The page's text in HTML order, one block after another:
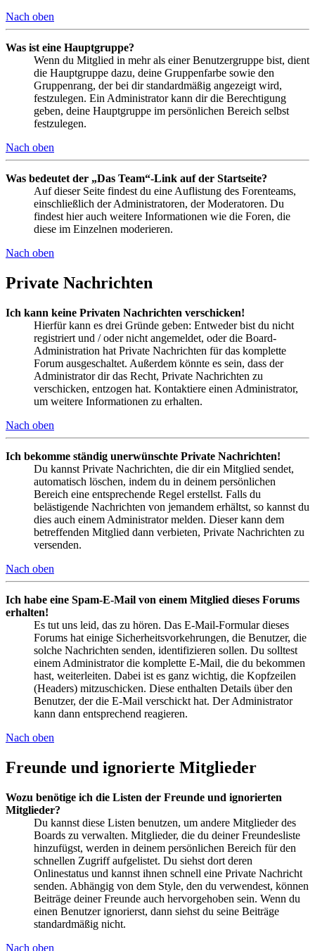
Nach oben
Was ist eine Hauptgruppe?
Wenn du Mitglied in mehr als einer Benutzergruppe bist, dient
die Hauptgruppe dazu, deine Gruppenfarbe sowie den
Gruppenrang, der bei dir standardmäßig angezeigt wird,
festzulegen. Ein Administrator kann dir die Berechtigung
geben, deine Hauptgruppe im persönlichen Bereich selbst
festzulegen.
Nach oben
Was bedeutet der „Das Team“-Link auf der Startseite?
Auf dieser Seite findest du eine Auflistung des Forenteams,
einschließlich der Administratoren, der Moderatoren. Du
findest hier auch weitere Informationen wie die Foren, die
diese im Einzelnen moderieren.
Nach oben
Private Nachrichten
Ich kann keine Privaten Nachrichten verschicken!
Hierfür kann es drei Gründe geben: Entweder bist du nicht
registriert und / oder nicht angemeldet, oder die Board-
Administration hat Private Nachrichten für das komplette
Forum ausgeschaltet. Außerdem könnte es sein, dass der
Administrator dir das Recht, Private Nachrichten zu
verschicken, entzogen hat. Kontaktiere einen Administrator,
um weitere Informationen zu erhalten.
Nach oben
Ich bekomme ständig unerwünschte Private Nachrichten!
Du kannst Private Nachrichten, die dir ein Mitglied sendet,
automatisch löschen, indem du in deinem persönlichen
Bereich eine entsprechende Regel erstellst. Falls du
belästigende Nachrichten von jemandem erhältst, so kannst du
dies auch einem Administrator melden. Dieser kann dem
betreffenden Mitglied dann verbieten, Private Nachrichten zu
versenden.
Nach oben
Ich habe eine Spam-E-Mail von einem Mitglied dieses Forums
erhalten!
Es tut uns leid, das zu hören. Das E-Mail-Formular dieses
Forums hat einige Sicherheitsvorkehrungen, die Benutzer, die
solche Nachrichten senden, identifizieren sollen. Du solltest
einem Administrator die komplette E-Mail, die du bekommen
hast, weiterleiten. Dabei ist es ganz wichtig, die Kopfzeilen
(Headers) mitzuschicken. Diese enthalten Details über den
Benutzer, der die E-Mail verschickt hat. Der Administrator
kann dann entsprechend reagieren.
Nach oben
Freunde und ignorierte Mitglieder
Wozu benötige ich die Listen der Freunde und ignorierten
Mitglieder?
Du kannst diese Listen benutzen, um andere Mitglieder des
Boards zu verwalten. Mitglieder, die du deiner Freundesliste
hinzufügst, werden in deinem persönlichen Bereich für den
schnellen Zugriff aufgelistet. Du siehst dort deren
Onlinestatus und kannst ihnen schnell eine Private Nachricht
senden. Abhängig von dem Style, den du verwendest, können
Beiträge deiner Freunde auch hervorgehoben sein. Wenn du
einen Benutzer ignorierst, dann siehst du seine Beiträge
standardmäßig nicht.
Nach oben